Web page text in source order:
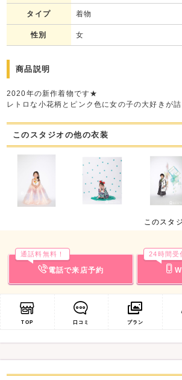
タイプ 着物
性別 女
商品説明
2020年の新作着物です★
レトロな小花柄とピンク色に女の子の大好きが詰
このスタジオの他の衣装
このスタ
電話で来店予約
通話料無料！ 24時間受
TOP 口コミ プラン